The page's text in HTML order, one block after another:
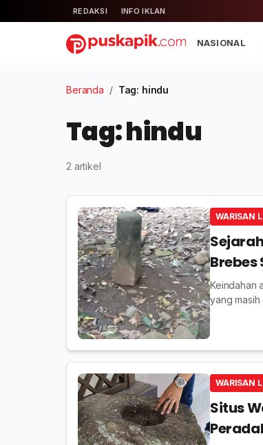
REDAKSI INFO IKLAN
NASIONAL
Beranda / Tag: hindu
Tag: hindu
2 artikel
WARISAN
Brebes
Keindahan
yang masih
WARISAN
Situs